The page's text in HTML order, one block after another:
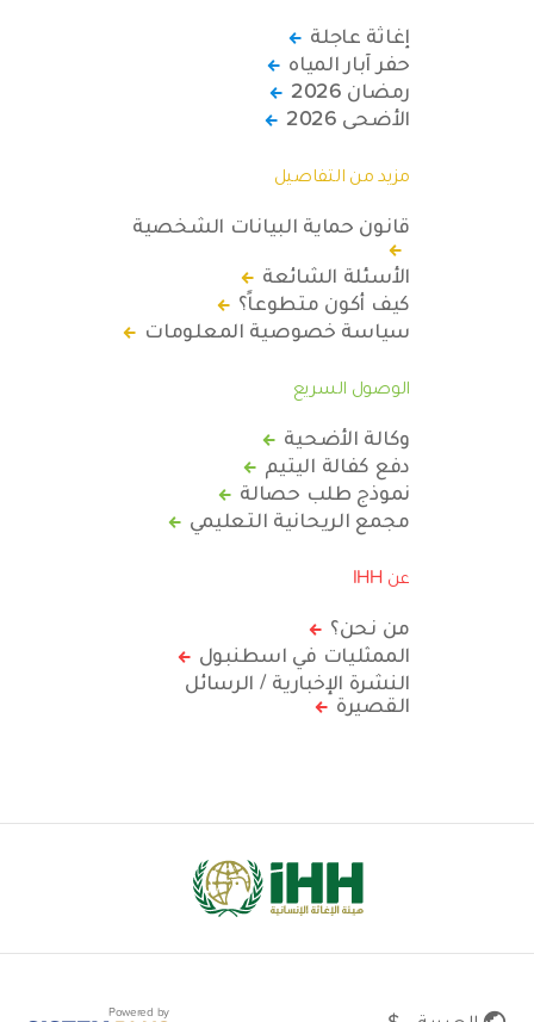
إغاثة عاجلة
حفر آبار المياه
رمضان 2026
الأضحى 2026
مزيد من التفاصيل
قانون حماية البيانات الشخصية
الأسئلة الشائعة
كيف أكون متطوعاً؟
سياسة خصوصية المعلومات
الوصول السريع
وكالة الأضحية
دفع كفالة اليتيم
نموذج طلب حصالة
مجمع الريحانية التعليمي
عن IHH
من نحن؟
الممثليات في اسطنبول
النشرة الإخبارية / الرسائل
القصيرة
Powered by